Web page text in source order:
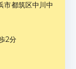
市都筑区中川中
2分